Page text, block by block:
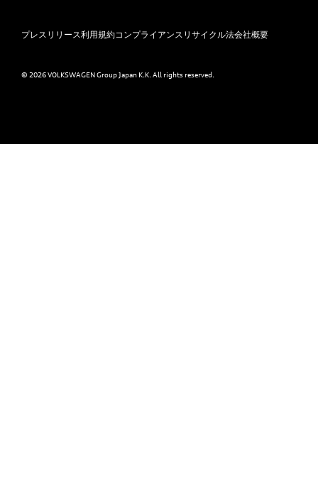
プレスリリース利用規約コンプライアンス リサイクル法会社概要
© 2026 VOLKSWAGEN Group Japan K.K. All rights reserved.